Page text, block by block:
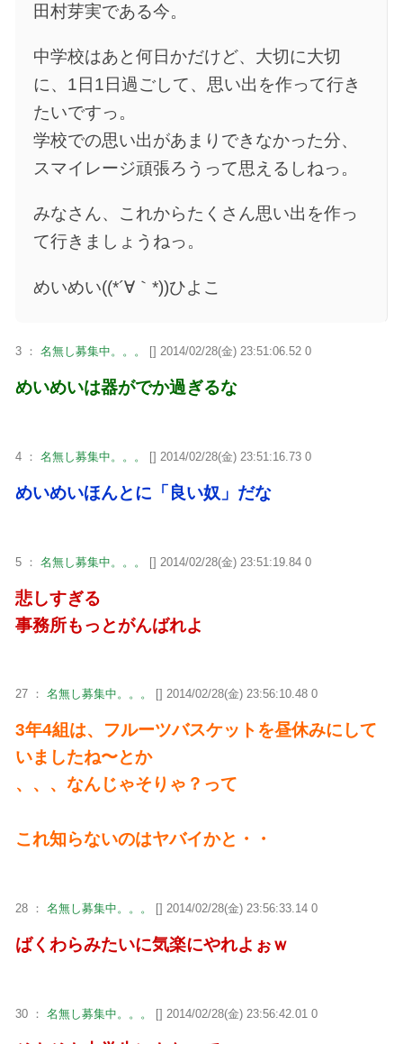
田村芽実である今。
中学校はあと何日かだけど、大切に大切
に、1日1日過ごして、思い出を作って行き
たいですっ。
学校での思い出があまりできなかった分、
スマイレージ頑張ろうって思えるしねっ。
みなさん、これからたくさん思い出を作っ
て行きましょうねっ。
めいめい((*´∀｀*))ひよこ
3 ： 名無し募集中。。。 [] 2014/02/28(金) 23:51:06.52 0
めいめいは器がでか過ぎるな
4 ： 名無し募集中。。。 [] 2014/02/28(金) 23:51:16.73 0
めいめいほんとに「良い奴」だな
5 ： 名無し募集中。。。 [] 2014/02/28(金) 23:51:19.84 0
悲しすぎる
事務所もっとがんばれよ
27 ： 名無し募集中。。。 [] 2014/02/28(金) 23:56:10.48 0
3年4組は、フルーツバスケットを昼休みにして
いましたね〜とか
、、、なんじゃそりゃ？って
これ知らないのはヤバイかと・・
28 ： 名無し募集中。。。 [] 2014/02/28(金) 23:56:33.14 0
ばくわらみたいに気楽にやれよぉｗ
30 ： 名無し募集中。。。 [] 2014/02/28(金) 23:56:42.01 0